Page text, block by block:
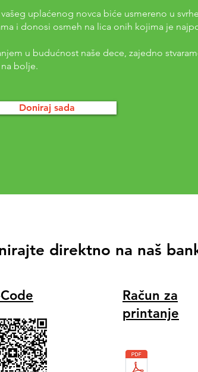
vašeg uplaćenog novca biće usmereno u
i donosi osmeh na lica onih kojima je
u budućnost naše dece, zajedno
bolje.
Doniraj sada
direktno na naš
Račun za
printanje